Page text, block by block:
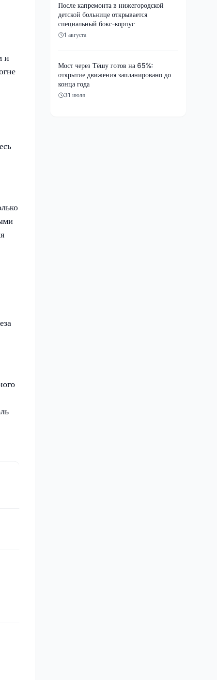
и
После капремонта в нижегородской
детской больнице открывается
специальный бокс-корпус
1 августа
Мост через Тёшу готов на 65%:
открытие движения запланировано до
конца года
31 июля